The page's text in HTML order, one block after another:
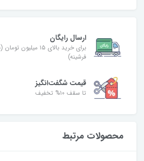
ارسال رایگان
برای خرید بالای ۱۵
فرشینه)
قیمت شگفت‌انگیز
تا سقف ۱۰% تخفیف
محصولات مرتبط